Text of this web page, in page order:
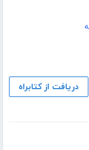
دریافت از کتابراه